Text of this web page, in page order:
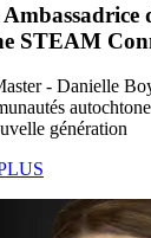
STEAM
- Danielle
génération